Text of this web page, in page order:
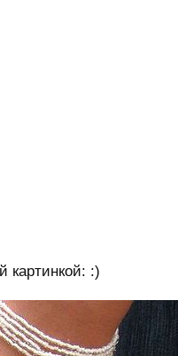
картинкой: :)